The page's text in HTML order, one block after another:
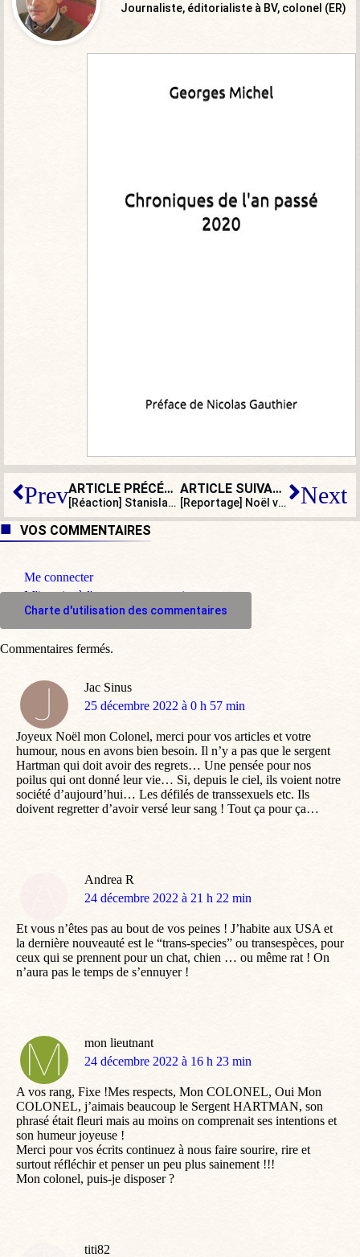
Journaliste, éditorialiste à BV, colonel (ER)
Prev ARTICLE PRÉCÉDENT
[Réaction] Stanislas Rigault : « Comme beaucoup de Français, nos militants sont victimes de l’ensauvagement de la société »
ARTICLE SUIVANT
[Reportage] Noël va-t-il disparaître ? Next
VOS COMMENTAIRES
Me connecter
M'inscrire à l'espace commentaire
Charte d'utilisation des commentaires
Jac Sinus
dit
25 décembre 2022 à 0 h 57 min
Joyeux Noël mon Colonel, merci pour vos articles et votre
humour, nous en avons bien besoin. Il n’y a pas que le sergent
Hartman qui doit avoir des regrets… Une pensée pour nos
poilus qui ont donné leur vie… Si, depuis le ciel, ils voient notre
société d’aujourd’hui… Les défilés de transsexuels etc. Ils
doivent regretter d’avoir versé leur sang ! Tout ça pour ça…
Andrea R
dit
24 décembre 2022 à 21 h 22 min
Et vous n’êtes pas au bout de vos peines ! J’habite aux USA et
la dernière nouveauté est le “trans-species” ou transespèces, pour
ceux qui se prennent pour un chat, chien … ou même rat ! On
n’aura pas le temps de s’ennuyer !
mon lieutnant
dit
24 décembre 2022 à 16 h 23 min
A vos rang, Fixe !Mes respects, Mon COLONEL, Oui Mon
COLONEL, j’aimais beaucoup le Sergent HARTMAN, son
phrasé était fleuri mais au moins on comprenait ses intentions et
son humeur joyeuse !
Merci pour vos écrits continuez à nous faire sourire, rire et
surtout réfléchir et penser un peu plus sainement !!!
Mon colonel, puis-je disposer ?
titi82
Commentaires fermés.